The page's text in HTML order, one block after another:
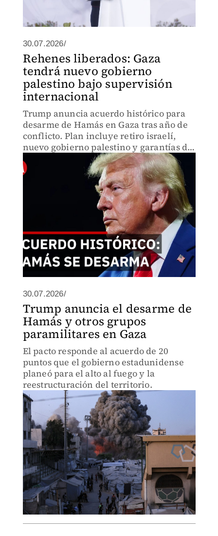
30.07.2026/
Rehenes liberados: Gaza
tendrá nuevo gobierno
palestino bajo supervisión
internacional
Trump anuncia acuerdo histórico para
desarme de Hamás en Gaza tras año de
conflicto. Plan incluye retiro israelí,
nuevo gobierno palestino y garantías de
seguridad. Egipto, Qatar y Turquía
mediaron.
30.07.2026/
Trump anuncia el desarme de
Hamás y otros grupos
paramilitares en Gaza
El pacto responde al acuerdo de 20
puntos que el gobierno estadunidense
planeó para el alto al fuego y la
reestructuración del territorio.